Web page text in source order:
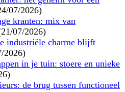
07/2026)
kranten: mix van
07/2026)
industriële charme blijft
2026)
in je tuin: stoere en unieke
de brug tussen functioneel